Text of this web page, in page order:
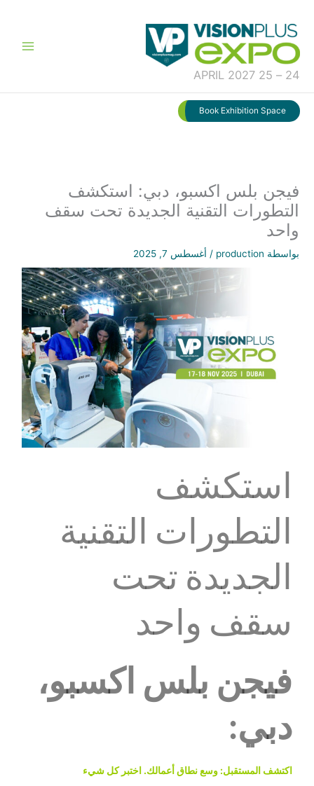
المحتوى
24 – 25 APRIL 2027
Book Exhibition Space
فيجن بلس اكسبو، دبي: استكشف
التطورات التقنية الجديدة تحت سقف
واحد
بواسطة production
/ أغسطس 7, 2025
استكشف
التطورات التقنية
الجديدة تحت
سقف واحد
فيجن بلس اكسبو،
دبي:
اكتشف المستقبل: وسع نطاق أعمالك. اختبر كل شيء